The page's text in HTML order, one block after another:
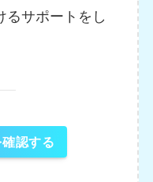
るサポートをし
認する